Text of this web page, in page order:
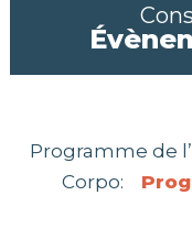
Programme de
Corpo: